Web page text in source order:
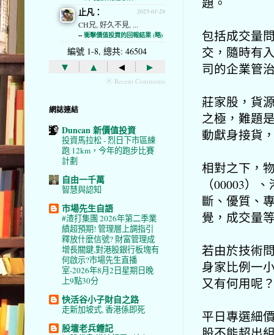
包括成交量
交，隨時有
司的企業管
莊家股，貨
之極，難題
動獻身接貨
相對之下，
（00003）
斷、優質、
覺，成交量
若由於技術
身家比例一
又有何用呢
平日專選細
2025-01-28
止凡：
CH兄, 好久不見, ...
-- 衝擊價值投資的回報結果 (略)
編號 1-8, 總共: 46504
▾ ▴ ◂ ▸
ⓦ Recent Comments
網誌連結
Duncan 新價值投資
投資馬拉松 - 烈日下市區練
跑 12km，今年的跑步比賽
計劃
自由一千萬
智慧與認知
市場先生自語
#渣打集團 2026年第二季業
績超預期! 管理層上調指引
釋放什麼信號? 財富管理成
增長關鍵,對港股銀行板塊有
何啟示?市場先生直播
室-2026年8月2日星期日晚
上9點30分
快活谷小子財自之路
走新加坡式, 香港係即死
股壇老兵鍾記